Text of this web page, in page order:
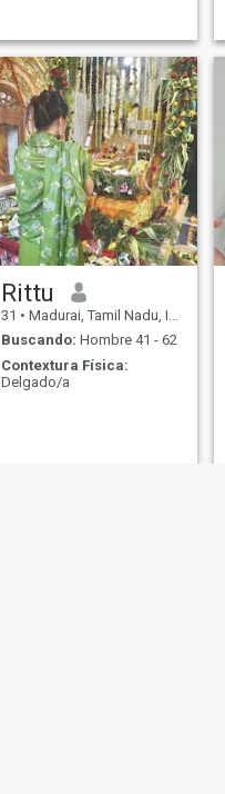
Rittu
31 • Madurai, Tamil Nadu, India
Buscando: Hombre 41 - 62
Contextura Física:
Delgado/a